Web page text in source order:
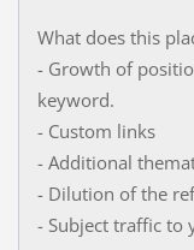
What does this
- Growth of
keyword.
- Custom links
- Additional
- Dilution of the
- Subject traffic to